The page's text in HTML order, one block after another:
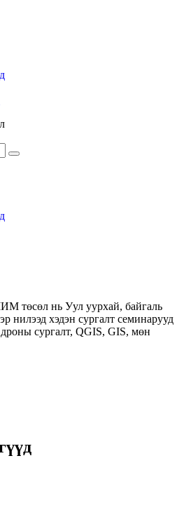
төсөл нь Уул уурхай, байгаль
нилээд хэдэн сургалт семинарууд
сургалт, QGIS, GIS, мөн